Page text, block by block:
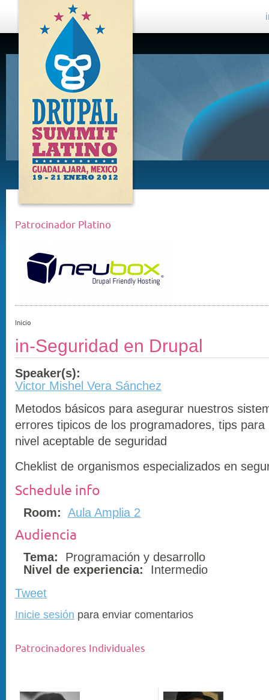
DRUPAL
SUMMIT
LATINO,
GUADALAJARA
2012
Patrocinador Platino
Inicio
in-Seguridad en Drupal
Speaker(s):
Victor Mishel Vera Sánchez
Metodos básicos para asegurar nuestros
errores tipicos de los programadores, tips para
nivel aceptable de seguridad
Cheklist de organismos especializados en
Schedule info
Room: Aula Amplia 2
Audiencia
Tema:
Programación y desarrollo
Nivel de experiencia:
Intermedio
Tweet
Inicie sesión para enviar comentarios
Patrocinadores Individuales